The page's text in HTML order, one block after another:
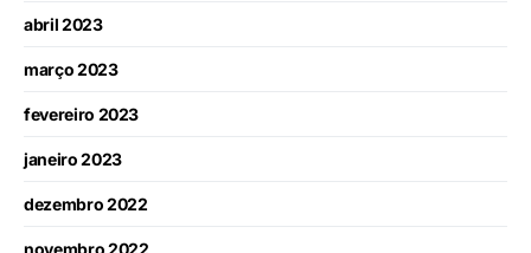
abril 2023
março 2023
fevereiro 2023
janeiro 2023
dezembro 2022
novembro 2022